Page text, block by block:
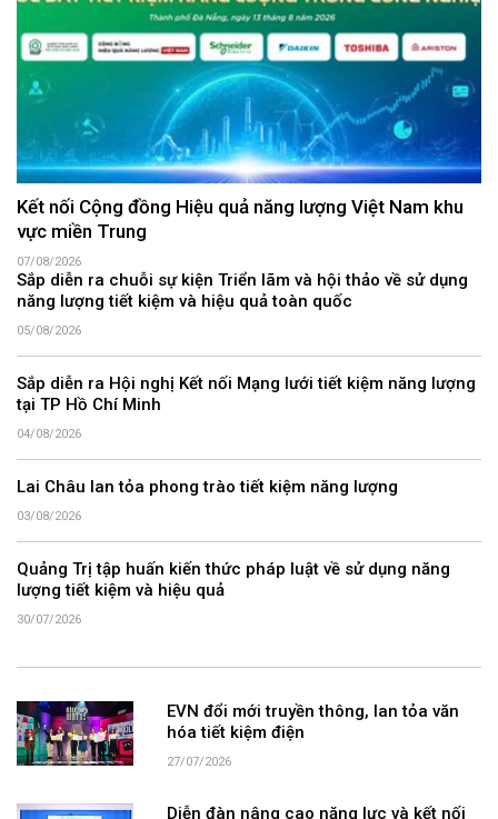
Kết nối Cộng đồng Hiệu quả năng lượng Việt Nam khu
vực miền Trung
07/08/2026
Sắp diễn ra chuỗi sự kiện Triển lãm và hội thảo về sử dụng
năng lượng tiết kiệm và hiệu quả toàn quốc
05/08/2026
Sắp diễn ra Hội nghị Kết nối Mạng lưới tiết kiệm năng lượng
tại TP Hồ Chí Minh
04/08/2026
Lai Châu lan tỏa phong trào tiết kiệm năng lượng
03/08/2026
Quảng Trị tập huấn kiến thức pháp luật về sử dụng năng
lượng tiết kiệm và hiệu quả
30/07/2026
EVN đổi mới truyền thông, lan tỏa văn
hóa tiết kiệm điện
27/07/2026
Diễn đàn nâng cao năng lực và kết nối